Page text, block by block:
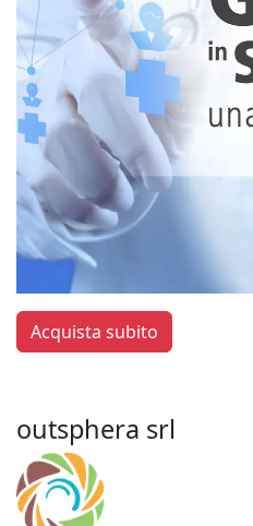
Acquista subito
outsphera srl